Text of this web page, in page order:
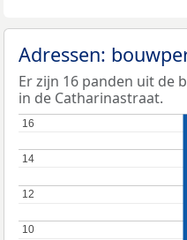
Adressen:
Er zijn 16 panden uit de
in de Catharinastraat.
10
10
12
12
14
14
16
16